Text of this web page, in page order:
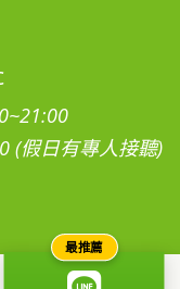
(假日有專人接聽)
最推薦